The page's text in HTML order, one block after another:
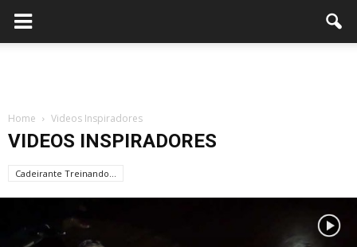
Home Videos Inspiradores
VIDEOS INSPIRADORES
Cadeirante Treinando...